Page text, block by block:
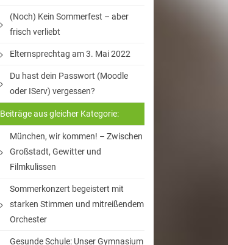
(Noch) Kein Sommerfest – aber
frisch verliebt
Elternsprechtag am 3. Mai 2022
Du hast dein Passwort (Moodle
oder IServ) vergessen?
Beiträge aus gleicher Kategorie:
München, wir kommen! – Zwischen
Großstadt, Gewitter und
Filmkulissen
Sommerkonzert begeistert mit
starken Stimmen und mitreißendem
Orchester
Gesunde Schule: Unser Gymnasium